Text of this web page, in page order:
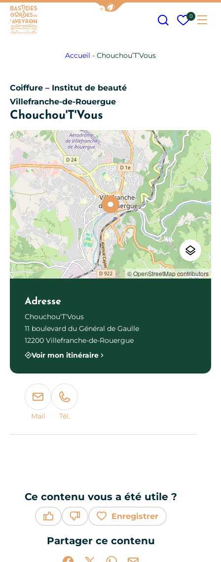
Afficher la barre de navigation
Mes
0
Accueil - Chouchou’T’Vous
Coiffure – Institut de beauté
Villefranche-de-Rouergue
Chouchou'T'Vous
© OpenStreetMap contributors
Adresse
Chouchou'T'Vous
11 boulevard du Général de Gaulle
12200 Villefranche-de-Rouergue
Voir mon itinéraire
Mail Tél.
Ce contenu vous a été utile ?
Enregistrer
Partager ce contenu